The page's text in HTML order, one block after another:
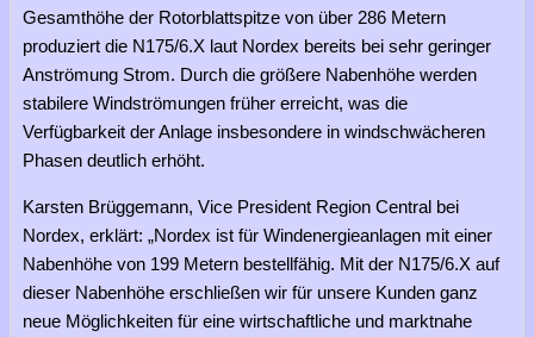
Gesamthöhe der Rotorblattspitze von über 286 Metern
produziert die N175/6.X laut Nordex bereits bei sehr geringer
Anströmung Strom. Durch die größere Nabenhöhe werden
stabilere Windströmungen früher erreicht, was die
Verfügbarkeit der Anlage insbesondere in windschwächeren
Phasen deutlich erhöht.
Karsten Brüggemann, Vice President Region Central bei
Nordex, erklärt: „Nordex ist für Windenergieanlagen mit einer
Nabenhöhe von 199 Metern bestellfähig. Mit der N175/6.X auf
dieser Nabenhöhe erschließen wir für unsere Kunden ganz
neue Möglichkeiten für eine wirtschaftliche und marktnahe